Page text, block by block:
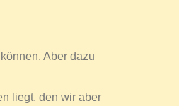
Aber dazu
liegt, den wir aber